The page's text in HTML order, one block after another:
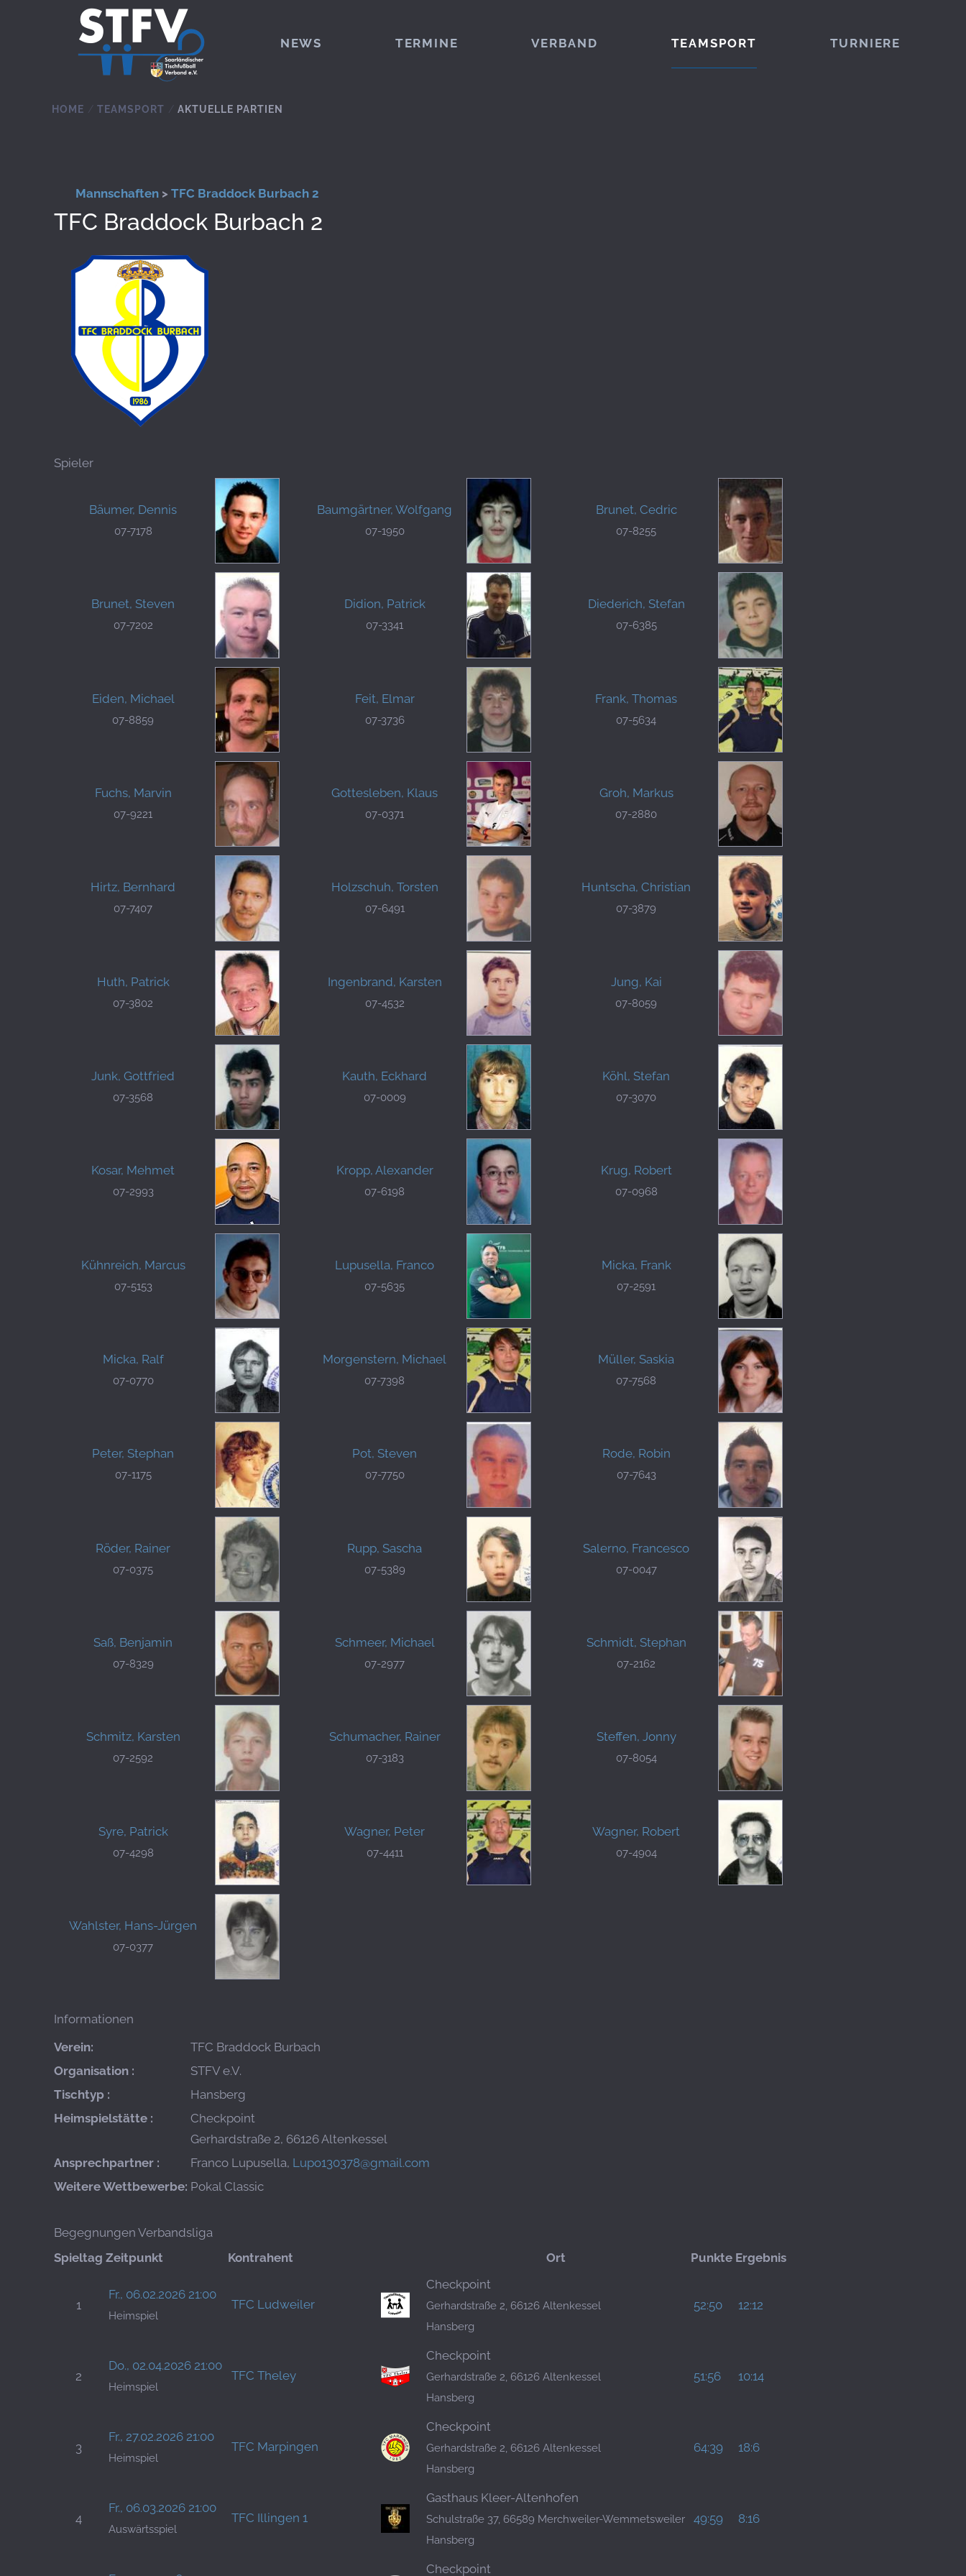
Zum Hauptinhalt springen
NEWS TERMINE VERBAND TEAMSPORT TURNIERE
HOME TEAMSPORT AKTUELLE PARTIEN
Mannschaften > TFC Braddock Burbach 2
TFC Braddock Burbach 2
Spieler
Bäumer, Dennis
07-7178
Baumgärtner, Wolfgang
07-1950
Brunet, Cedric
07-8255
Brunet, Steven
07-7202
Didion, Patrick
07-3341
Diederich, Stefan
07-6385
Eiden, Michael
07-8859
Feit, Elmar
07-3736
Frank, Thomas
07-5634
Fuchs, Marvin
07-9221
Gottesleben, Klaus
07-0371
Groh, Markus
07-2880
Hirtz, Bernhard
07-7407
Holzschuh, Torsten
07-6491
Huntscha, Christian
07-3879
Huth, Patrick
07-3802
Ingenbrand, Karsten
07-4532
Jung, Kai
07-8059
Junk, Gottfried
07-3568
Kauth, Eckhard
07-0009
Köhl, Stefan
07-3070
Kosar, Mehmet
07-2993
Kropp, Alexander
07-6198
Krug, Robert
07-0968
Kühnreich, Marcus
07-5153
Lupusella, Franco
07-5635
Micka, Frank
07-2591
Micka, Ralf
07-0770
Morgenstern, Michael
07-7398
Müller, Saskia
07-7568
Peter, Stephan
07-1175
Pot, Steven
07-7750
Rode, Robin
07-7643
Röder, Rainer
07-0375
Rupp, Sascha
07-5389
Salerno, Francesco
07-0047
Saß, Benjamin
07-8329
Schmeer, Michael
07-2977
Schmidt, Stephan
07-2162
Schmitz, Karsten
07-2592
Schumacher, Rainer
07-3183
Steffen, Jonny
07-8054
Syre, Patrick
07-4298
Wagner, Peter
07-4411
Wagner, Robert
07-4904
Wahlster, Hans-Jürgen
07-0377
Informationen
Verein:
TFC Braddock Burbach
Organisation :
STFV e.V.
Tischtyp :
Hansberg
Heimspielstätte :
Checkpoint
Gerhardstraße 2, 66126 Altenkessel
Ansprechpartner :
Franco Lupusella, Lupo130378@gmail.com
Weitere Wettbewerbe: Pokal Classic
Begegnungen Verbandsliga
Spieltag Zeitpunkt Kontrahent Ort Punkte Ergebnis
1
Fr., 06.02.2026 21:00
Heimspiel
TFC Ludweiler
Checkpoint
Gerhardstraße 2, 66126 Altenkessel
Hansberg
52:50 12:12
2
Do., 02.04.2026 21:00
Heimspiel
TFC Theley
Checkpoint
Gerhardstraße 2, 66126 Altenkessel
Hansberg
51:56 10:14
3
Fr., 27.02.2026 21:00
Heimspiel
TFC Marpingen
Checkpoint
Gerhardstraße 2, 66126 Altenkessel
Hansberg
64:39 18:6
4
Fr., 06.03.2026 21:00
Auswärtsspiel
TFC Illingen 1
Gasthaus Kleer-Altenhofen
Schulstraße 37, 66589 Merchweiler-Wemmetsweiler
Hansberg
49:59 8:16
Checkpoint